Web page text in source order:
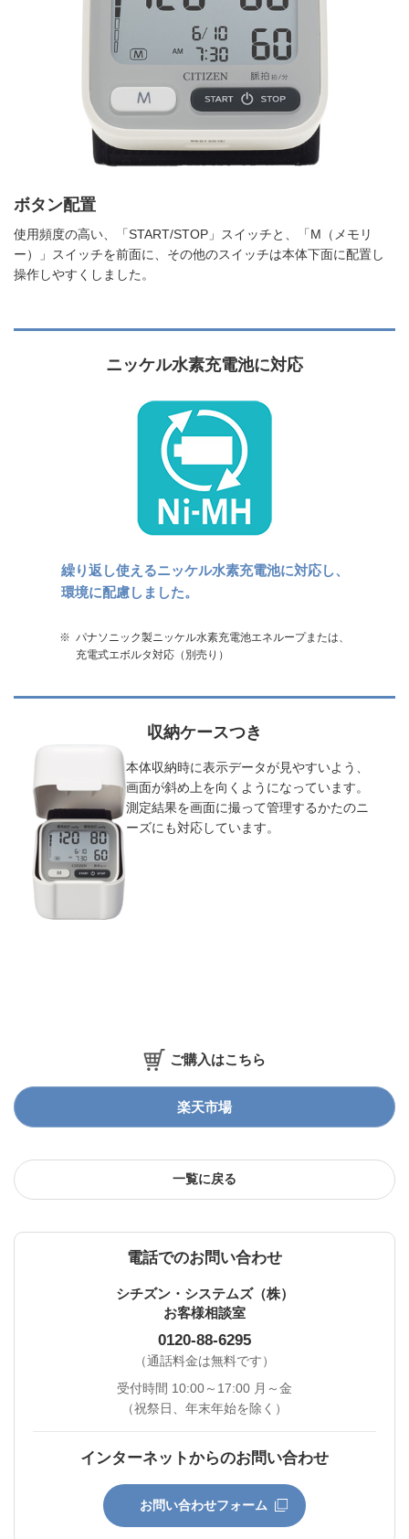
ボタン配置
使用頻度の高い、「START/STOP」スイッチと、「M（メモリ
ー）」スイッチを前面に、その他のスイッチは本体下面に配置し
操作しやすくしました。
ニッケル水素充電池に対応
繰り返し使えるニッケル水素充電池に対応し、
環境に配慮しました。
※ パナソニック製ニッケル水素充電池エネループまたは、
充電式エボルタ対応（別売り）
収納ケースつき
本体収納時に表示データが見やすいよう、
画面が斜め上を向くようになっています。
測定結果を画面に撮って管理するかたのニ
ーズにも対応しています。
ご購入はこちら
楽天市場
一覧に戻る
電話でのお問い合わせ
シチズン・システムズ（株）
お客様相談室
0120-88-6295
（通話料金は無料です）
受付時間 10:00～17:00 月～金
（祝祭日、年末年始を除く）
インターネットからのお問い合わせ
お問い合わせフォーム